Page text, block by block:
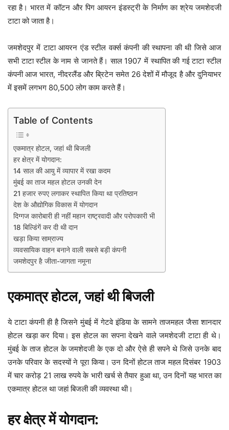
रहा है। भारत में कॉटन और पिग आयरन इंडस्ट्री के निर्माण का श्रेय जमशेदजी
टाटा को जाता है।
जमशेदपुर में टाटा आयरन एंड स्टील वर्क्स कंपनी की स्थापना की थी जिसे आज
सभी टाटा स्टील के नाम से जानते हैं। साल 1907 में स्थापित की गई टाटा स्टील
कंपनी आज भारत, नीदरलैंड और ब्रिटेन समेत 26 देशों में मौजूद है और दुनियाभर
में इसमें लगभग 80,500 लोग काम करते हैं।
Table of Contents
एकमात्र होटल, जहां थी बिजली
हर क्षेत्र में योगदान:
14 साल की आयु में व्यापार में रखा कदम
मुंबई का ताज महल होटल उनकी देन
21 हजार रुपए लगाकर स्थापित किया था प्रतिष्ठान
देश के औद्योगिक विकास में योगदान
दिग्गज कारोबारी ही नहीं महान राष्ट्रवादी और परोपकारी भी
18 बिल्डिंगें कर दी थी दान
खड़ा किया साम्राज्य
व्यवसायिक वाहन बनाने वाली सबसे बड़ी कंपनी
जमशेदपुर है जीता-जागता नमूना
एकमात्र होटल, जहां थी बिजली
ये टाटा कंपनी ही है जिसने मुंबई में गेटवे इंडिया के सामने ताजमहल जैसा शानदार
होटल खड़ा कर दिया। इस होटल का सपना देखने वाले जमशेदजी टाटा ही थे।
मुंबई के ताज होटल के जमशेदजी के एक दो और ऐसे ही सपने थे जिसे उनके बाद
उनके परिवार के सदस्यों ने पूरा किया। उन दिनों होटल ताज महल दिसंबर 1903
में चार करोड़ 21 लाख रुपये के भारी खर्च से तैयार हुआ था, उन दिनों यह भारत का
एकमात्र होटल था जहां बिजली की व्यवस्था थी।
हर क्षेत्र में योगदान: